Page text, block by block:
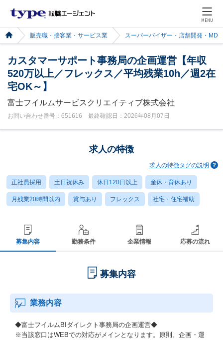
MENU
販売職・接客業・サービス業 スーパーバイザー・店舗開発・MD
カスタマーサポート事務局の企画運営【年収
520万以上／フレックス／平均残業10h／週2在
宅OK～】
富士フイルムサービスクリエイティブ株式会社
お問い合わせ番号：651616 最終確認日：2026年08月07日
求人の特徴
求人の特徴タグの説明
正社員採用 土日祝休み 休日120日以上 産休・育休あり
月残業20時間以内 賞与あり フレックス 社宅・住宅補助
募集内容 勤務条件 企業情報 応募の流れ
募集内容
業務内容
◆富士フイルムBIダイレクト事務局の企画運営◆
※当該窓口はWEBでの対応がメインとなります。原則、企画・運